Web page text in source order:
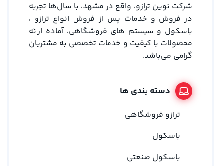
شرکت نوین ترازو، واقع در مشهد، با سال‌ها تجربه
در فروش و خدمات پس از فروش انواع ترازو ،
باسکول و سیستم های فروشگاهی، آماده ارائه
محصولات با کیفیت و خدمات تخصصی به مشتریان
گرامی می‌باشد.
دسته بندی ها
ترازو فروشگاهی
باسکول
باسکول صنعتی